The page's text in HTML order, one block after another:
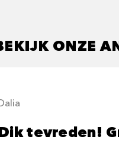
ONZE
tevreden!